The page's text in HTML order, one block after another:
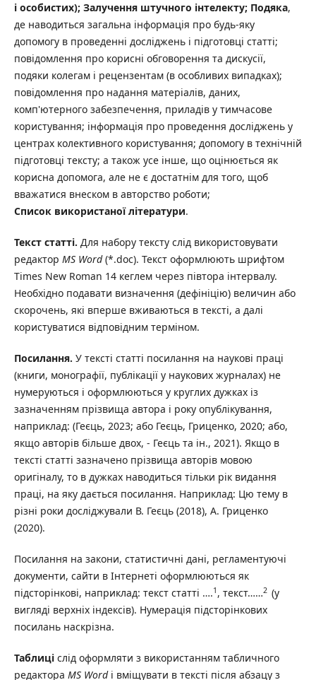
і особистих); Залучення штучного інтелекту; Подяка,
де наводиться загальна інформація про будь-яку
допомогу в проведенні досліджень і підготовці статті;
повідомлення про корисні обговорення та дискусії,
подяки колегам і рецензентам (в особливих випадках);
повідомлення про надання матеріалів, даних,
комп'ютерного забезпечення, приладів у тимчасове
користування; інформація про проведення досліджень у
центрах колективного користування; допомогу в технічній
підготовці тексту; а також усе інше, що оцінюється як
корисна допомога, але не є достатнім для того, щоб
вважатися внеском в авторство роботи;
Список використаної літератури.
Текст статті. Для набору тексту слід використовувати
редактор МS Word(*.dос). Текст оформлюють шрифтом
Times New Roman 14 кеглем через півтора інтервалу.
Необхідно подавати визначення (дефініцію) величин або
скорочень, які вперше вживаються в тексті, а далі
користуватися відповідним терміном.
Посилання. У тексті статті посилання на наукові праці
(книги, монографії, публікації у наукових журналах) не
нумеруються і оформлюються у круглих дужках із
зазначенням прізвища автора і року опублікування,
наприклад: (Геєць, 2023; або Геєць, Гриценко, 2020; або,
якщо авторів більше двох, - Геєць та ін., 2021). Якщо в
тексті статті зазначено прізвища авторів мовою
оригіналу, то в дужках наводиться тільки рік видання
праці, на яку дається посилання. Наприклад: Цю тему в
різні роки досліджували В. Геєць (2018), А. Гриценко
(2020).
Посилання на закони, статистичні дані, регламентуючі
документи, сайти в Інтернеті оформлюються як
підсторінкові, наприклад: текст статті ….1 , текст……2 (у
вигляді верхніх індексів). Нумерація підсторінкових
посилань наскрізна.
Таблиці слід оформляти з використанням табличного
редактора MS Wordі вміщувати в тексті після абзацу з